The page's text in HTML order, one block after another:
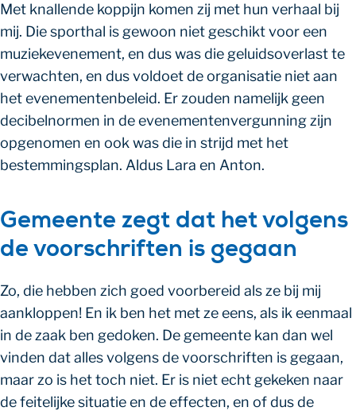
Met knallende koppijn komen zij met hun verhaal bij
mij. Die sporthal is gewoon niet geschikt voor een
muziekevenement, en dus was die geluidsoverlast te
verwachten, en dus voldoet de organisatie niet aan
het evenementenbeleid. Er zouden namelijk geen
decibelnormen in de evenementenvergunning zijn
opgenomen en ook was die in strijd met het
bestemmingsplan. Aldus Lara en Anton.
Gemeente zegt dat het volgens
de voorschriften is gegaan
Zo, die hebben zich goed voorbereid als ze bij mij
aankloppen! En ik ben het met ze eens, als ik eenmaal
in de zaak ben gedoken. De gemeente kan dan wel
vinden dat alles volgens de voorschriften is gegaan,
maar zo is het toch niet. Er is niet echt gekeken naar
de feitelijke situatie en de effecten, en of dus de